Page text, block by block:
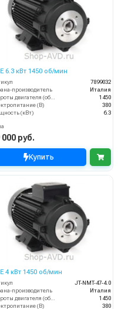
6.3 кВт 1450 об/мин
7899032
производитель
Италия
1450
(В)
380
(кВт)
6.3
000 руб.
Купить
4 кВт 1450 об/мин
JT-NMT-47-4.0
производитель
Италия
Обороты двигателя (об/мин)
1450
(В)
380